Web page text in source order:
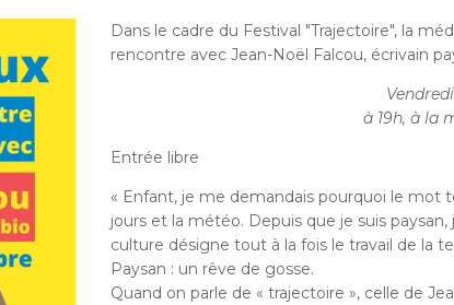
Dans le cadre du Festival "Trajectoire", la
rencontre avec Jean-Noël Falcou, écrivain
à 19h, à la
Entrée libre
« Enfant, je me demandais pourquoi le mot
jours et la météo. Depuis que je suis
culture désigne tout à la fois le travail de la
Paysan : un rêve de gosse.
Quand on parle de « trajectoire », celle de